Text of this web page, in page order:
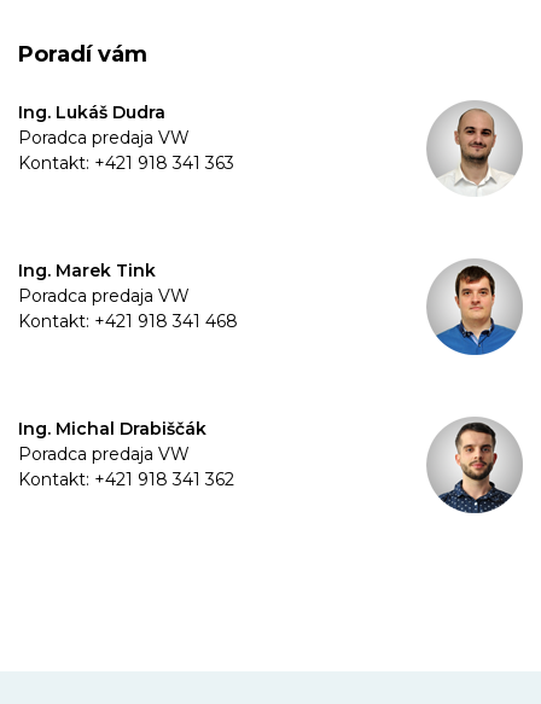
Poradí vám
Ing. Lukáš Dudra
Poradca predaja VW
Kontakt: +421 918 341 363
Ing. Marek Tink
Poradca predaja VW
Kontakt: +421 918 341 468
Ing. Michal Drabiščák
Poradca predaja VW
Kontakt: +421 918 341 362